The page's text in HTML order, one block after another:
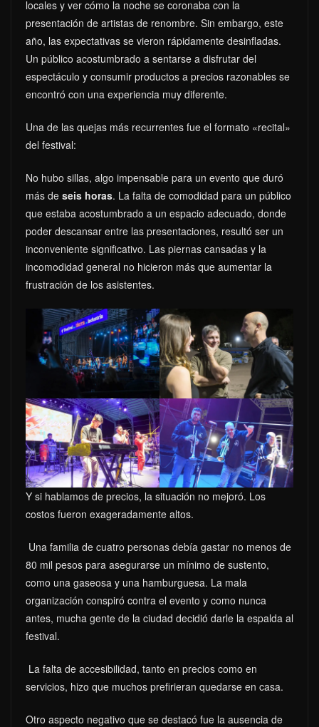
locales y ver cómo la noche se coronaba con la
presentación de artistas de renombre. Sin embargo, este
año, las expectativas se vieron rápidamente desinfladas.
Un público acostumbrado a sentarse a disfrutar del
espectáculo y consumir productos a precios razonables se
encontró con una experiencia muy diferente.
Una de las quejas más recurrentes fue el formato «recital»
del festival:
No hubo sillas, algo impensable para un evento que duró
más de seis horas. La falta de comodidad para un público
que estaba acostumbrado a un espacio adecuado, donde
poder descansar entre las presentaciones, resultó ser un
inconveniente significativo. Las piernas cansadas y la
incomodidad general no hicieron más que aumentar la
frustración de los asistentes.
Y si hablamos de precios, la situación no mejoró. Los
costos fueron exageradamente altos.
Una familia de cuatro personas debía gastar no menos de
80 mil pesos para asegurarse un mínimo de sustento,
como una gaseosa y una hamburguesa. La mala
organización conspiró contra el evento y como nunca
antes, mucha gente de la ciudad decidió darle la espalda al
festival.
La falta de accesibilidad, tanto en precios como en
servicios, hizo que muchos prefirieran quedarse en casa.
Otro aspecto negativo que se destacó fue la ausencia de